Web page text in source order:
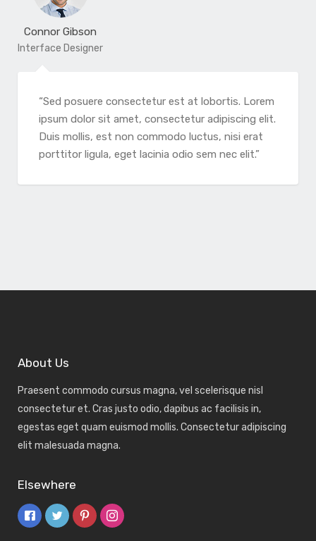
Connor Gibson
Interface Designer
“Sed posuere consectetur est at lobortis. Lorem
ipsum dolor sit amet, consectetur adipiscing elit.
Duis mollis, est non commodo luctus, nisi erat
porttitor ligula, eget lacinia odio sem nec elit.”
About Us
Praesent commodo cursus magna, vel scelerisque nisl
consectetur et. Cras justo odio, dapibus ac facilisis in,
egestas eget quam euismod mollis. Consectetur adipiscing
elit malesuada magna.
Elsewhere